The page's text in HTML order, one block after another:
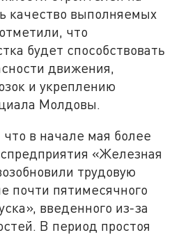
качество выполняемых
что
будет способствовать
движения,
и укреплению
Молдовы.
в начале мая более
«Железная
трудовую
почти пятимесячного
введенного из-за
В период простоя